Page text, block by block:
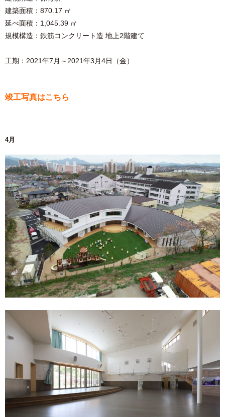
建築面積：870.17 ㎡
延べ面積：1,045.39 ㎡
規模構造：鉄筋コンクリート造 地上2階建て
工期：2021年7月～2021年3月4日（金）
竣工写真はこちら
4月